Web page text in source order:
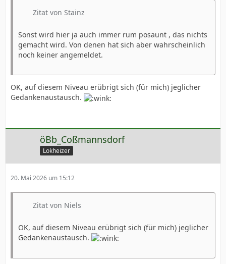
Zitat von Stainz
Sonst wird hier ja auch immer rum posaunt , das nichts
gemacht wird. Von denen hat sich aber wahrscheinlich
noch keiner angemeldet.
OK, auf diesem Niveau erübrigt sich (für mich) jeglicher
Gedankenaustausch.
öBb_Coßmannsdorf
Lokheizer
20. Mai 2026 um 15:12
Zitat von Niels
OK, auf diesem Niveau erübrigt sich (für mich) jeglicher
Gedankenaustausch.